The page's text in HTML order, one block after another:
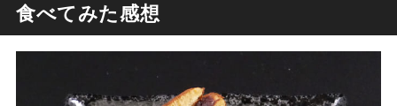
食べてみた感想